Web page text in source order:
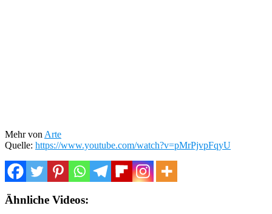
Mehr von Arte
Quelle: https://www.youtube.com/watch?v=pMrPjvpFqyU
Ähnliche Videos: